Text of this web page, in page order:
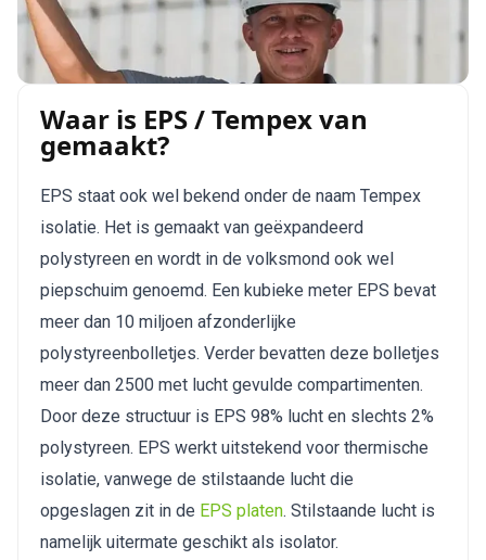
Waar is EPS / Tempex van
gemaakt?
EPS staat ook wel bekend onder de naam Tempex
isolatie. Het is gemaakt van geëxpandeerd
polystyreen en wordt in de volksmond ook wel
piepschuim genoemd. Een kubieke meter EPS bevat
meer dan 10 miljoen afzonderlijke
polystyreenbolletjes. Verder bevatten deze bolletjes
meer dan 2500 met lucht gevulde compartimenten.
Door deze structuur is EPS 98% lucht en slechts 2%
polystyreen. EPS werkt uitstekend voor thermische
isolatie, vanwege de stilstaande lucht die
opgeslagen zit in de EPS platen. Stilstaande lucht is
namelijk uitermate geschikt als isolator.